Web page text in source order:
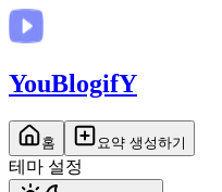
YouBlogifY
홈 요약 생성하기
테마 설정